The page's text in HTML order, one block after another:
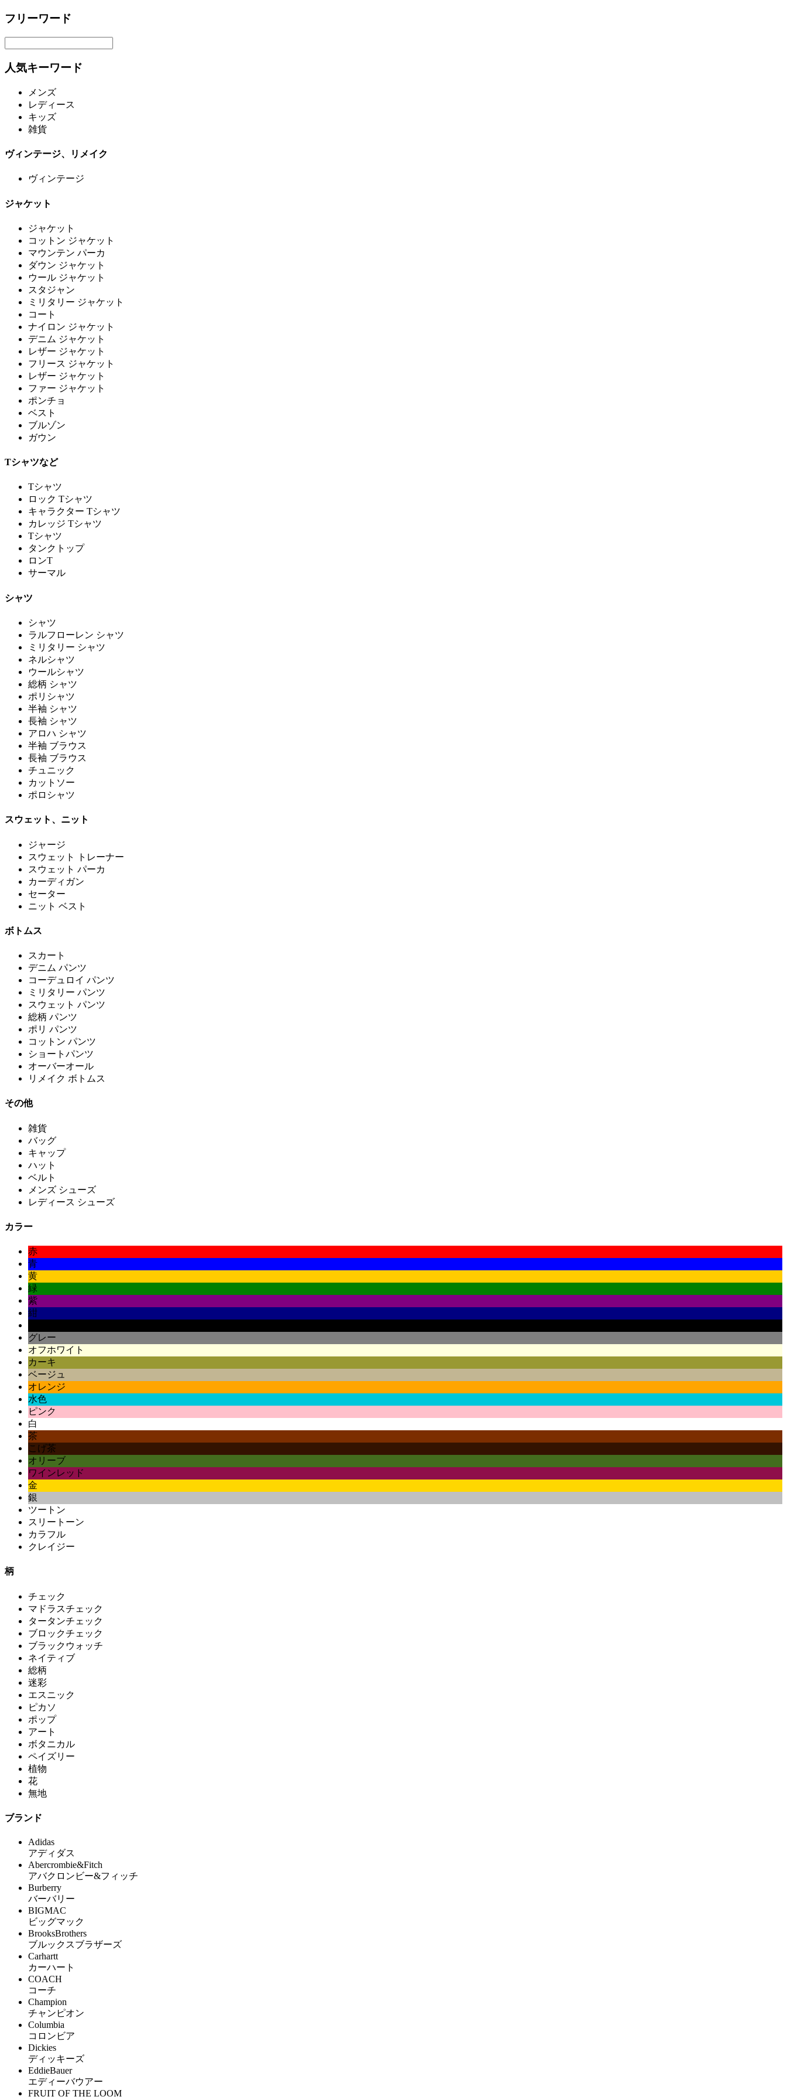
フリーワード
人気キーワード
メンズ
レディース
キッズ
雑貨
ヴィンテージ、リメイク
ヴィンテージ
ジャケット
ジャケット
コットン ジャケット
マウンテン パーカ
ダウン ジャケット
ウール ジャケット
スタジャン
ミリタリー ジャケット
コート
ナイロン ジャケット
デニム ジャケット
レザー ジャケット
フリース ジャケット
レザー ジャケット
ファー ジャケット
ポンチョ
ベスト
ブルゾン
ガウン
Tシャツなど
Tシャツ
ロック Tシャツ
キャラクター Tシャツ
カレッジ Tシャツ
Tシャツ
タンクトップ
ロンT
サーマル
シャツ
シャツ
ラルフローレン シャツ
ミリタリー シャツ
ネルシャツ
ウールシャツ
総柄 シャツ
ポリシャツ
半袖 シャツ
長袖 シャツ
アロハ シャツ
半袖 ブラウス
長袖 ブラウス
チュニック
カットソー
ポロシャツ
スウェット、ニット
ジャージ
スウェット トレーナー
スウェット パーカ
カーディガン
セーター
ニット ベスト
ボトムス
スカート
デニム パンツ
コーデュロイ パンツ
ミリタリー パンツ
スウェット パンツ
総柄 パンツ
ポリ パンツ
コットン パンツ
ショートパンツ
オーバーオール
リメイク ボトムス
その他
雑貨
バッグ
キャップ
ハット
ベルト
メンズ シューズ
レディース シューズ
カラー
赤
青
黄
緑
紫
紺
グレー
オフホワイト
カーキ
ベージュ
オレンジ
水色
ピンク
白
茶
こげ茶
オリーブ
ワインレッド
金
銀
ツートン
スリートーン
カラフル
クレイジー
柄
チェック
マドラスチェック
タータンチェック
ブロックチェック
ブラックウォッチ
ネイティブ
総柄
迷彩
エスニック
ピカソ
ポップ
アート
ボタニカル
ペイズリー
植物
花
無地
ブランド
Adidas
アディダス
Abercrombie&Fitch
アバクロンビー&フィッチ
Burberry
バーバリー
BIGMAC
ビッグマック
BrooksBrothers
ブルックスブラザーズ
Carhartt
カーハート
COACH
コーチ
Champion
チャンピオン
Columbia
コロンビア
Dickies
ディッキーズ
EddieBauer
エディーバウアー
FRUIT OF THE LOOM